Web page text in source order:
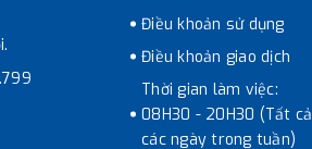
Điều khoản sử dụng
Điều khoản giao dịch
Thời gian làm việc:
08H30 - 20H30 (Tất cả
các ngày trong tuần)